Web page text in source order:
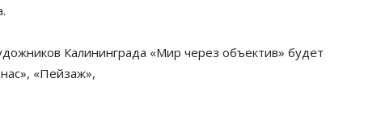
Калининграда «Мир через объектив» будет
«Пейзаж»,